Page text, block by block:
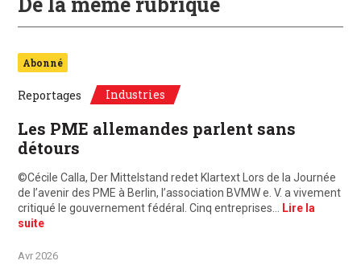
Abonné
Reportages Industries
Les PME allemandes parlent sans
détours
©Cécile Calla, Der Mittelstand redet Klartext Lors de la Journée
de l’avenir des PME à Berlin, l’association BVMW e. V. a vivement
critiqué le gouvernement fédéral. Cinq entreprises…
Lire la
suite
Avr 2026